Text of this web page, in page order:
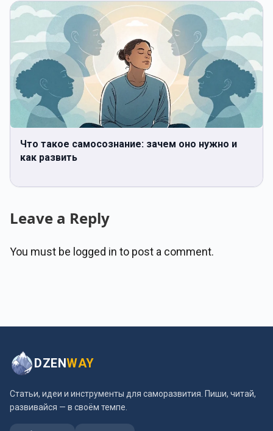
Что такое самосознание: зачем оно нужно и
как развить
Leave a Reply
You must be logged in to post a comment.
DZENWAY
Статьи, идеи и инструменты для саморазвития. Пиши, читай,
развивайся — в своём темпе.